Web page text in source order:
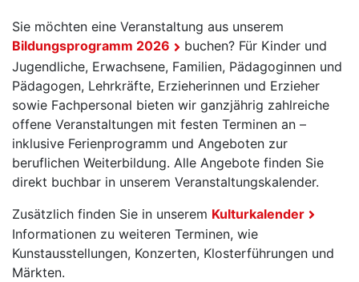
Sie möchten eine Veranstaltung aus unserem
Bildungsprogramm 2026
buchen? Für Kinder und
Jugendliche, Erwachsene, Familien, Pädagoginnen und
Pädagogen, Lehrkräfte, Erzieherinnen und Erzieher
sowie Fachpersonal bieten wir ganzjährig zahlreiche
offene Veranstaltungen mit festen Terminen an –
inklusive Ferienprogramm und Angeboten zur
beruflichen Weiterbildung. Alle Angebote finden Sie
direkt buchbar in unserem Veranstaltungskalender.
Zusätzlich finden Sie in unserem Kulturkalender
Informationen zu weiteren Terminen, wie
Kunstausstellungen, Konzerten, Klosterführungen und
Märkten.